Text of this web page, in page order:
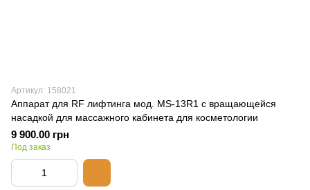
Артикул: 158021
Аппарат для RF лифтинга мод. MS-13R1 с вращающейся
насадкой для массажного кабинета для косметологии
9 900.00 грн
Под заказ